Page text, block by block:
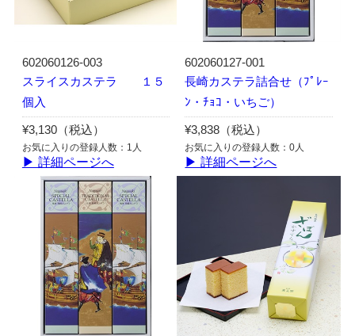
602060126-003
スライスカステラ １５
個入
¥3,130（税込）
お気に入りの登録人数：1人
▶ 詳細ページへ
602060127-001
長崎カステラ詰合せ（ﾌﾟﾚｰ
ﾝ・ﾁｮｺ・いちご）
¥3,838（税込）
お気に入りの登録人数：0人
▶ 詳細ページへ